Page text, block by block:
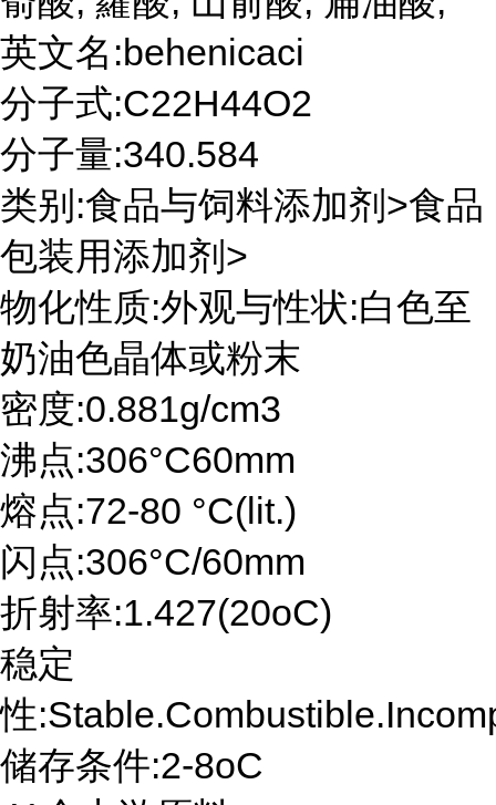
英文名:behenicaci
分子式:C22H44O2
分子量:340.584
类别:食品与饲料添加剂>食品
包装用添加剂>
物化性质:外观与性状:白色至
奶油色晶体或粉末
密度:0.881g/cm3
沸点:306°C60mm
熔点:72-80 °C(lit.)
闪点:306°C/60mm
折射率:1.427(20oC)
稳定
性
储存条件:2-8oC